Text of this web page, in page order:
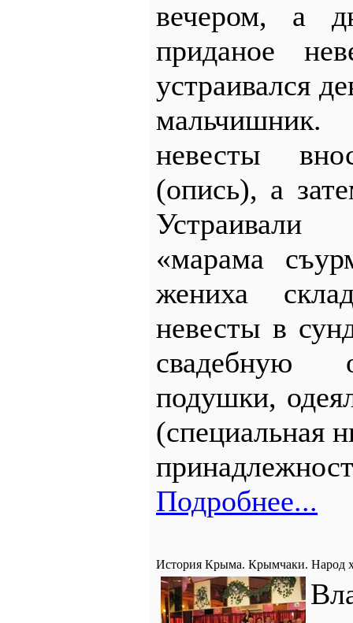
вечером, а
приданое
устраивался
невесты
(опись), а
Устраивали
«марама
жениха
невесты в
свадебную
подушки,
(специальная
Подробнее...
История Крыма. Крымчаки. Народ